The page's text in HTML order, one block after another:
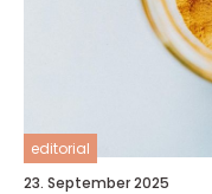
editorial
23. September 2025